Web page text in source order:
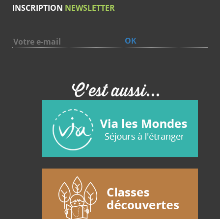
INSCRIPTION NEWSLETTER
OK
C'est aussi...